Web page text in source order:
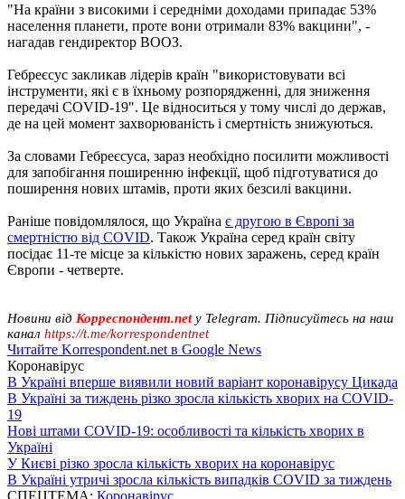
"На країни з високими і середніми доходами припадає 53%
населення планети, проте вони отримали 83% вакцини", -
нагадав гендиректор ВООЗ.
Гебреєсус закликав лідерів країн "використовувати всі
інструменти, які є в їхньому розпорядженні, для зниження
передачі COVID-19". Це відноситься у тому числі до держав,
де на цей момент захворюваність і смертність знижуються.
За словами Гебреєсуса, зараз необхідно посилити можливості
для запобігання поширенню інфекції, щоб підготуватися до
поширення нових штамів, проти яких безсилі вакцини.
Раніше повідомлялося, що Україна є другою в Європі за
смертністю від COVID. Також Україна серед країн світу
посідає 11-те місце за кількістю нових заражень, серед країн
Європи - четверте.
Новини від Корреспондент.netу Telegram. Підписуйтесь на наш
канал https://t.me/korrespondentnet
Читайте Korrespondent.net в Google News
Коронавірус
В Україні вперше виявили новий варіант коронавірусу Цикада
В Україні за тиждень різко зросла кількість хворих на COVID-
19
Нові штами COVID-19: особливості та кількість хворих в
Україні
У Києві різко зросла кількість хворих на коронавірус
В Україні утричі зросла кількість випадків COVID за тиждень
СПЕЦТЕМА: Коронавірус